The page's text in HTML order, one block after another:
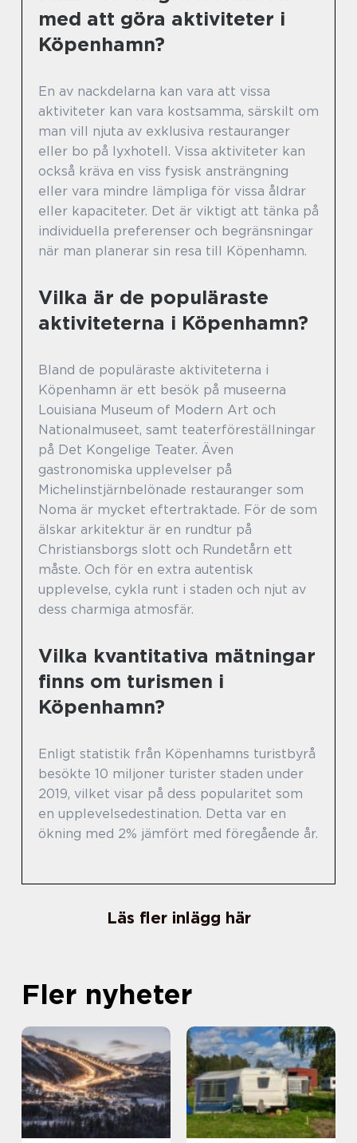
med att göra aktiviteter i
Köpenhamn?
En av nackdelarna kan vara att vissa
aktiviteter kan vara kostsamma, särskilt om
man vill njuta av exklusiva restauranger
eller bo på lyxhotell. Vissa aktiviteter kan
också kräva en viss fysisk ansträngning
eller vara mindre lämpliga för vissa åldrar
eller kapaciteter. Det är viktigt att tänka på
individuella preferenser och begränsningar
när man planerar sin resa till Köpenhamn.
Vilka är de populäraste
aktiviteterna i Köpenhamn?
Bland de populäraste aktiviteterna i
Köpenhamn är ett besök på museerna
Louisiana Museum of Modern Art och
Nationalmuseet, samt teaterföreställningar
på Det Kongelige Teater. Även
gastronomiska upplevelser på
Michelinstjärnbelönade restauranger som
Noma är mycket eftertraktade. För de som
älskar arkitektur är en rundtur på
Christiansborgs slott och Rundetårn ett
måste. Och för en extra autentisk
upplevelse, cykla runt i staden och njut av
dess charmiga atmosfär.
Vilka kvantitativa mätningar
finns om turismen i
Köpenhamn?
Enligt statistik från Köpenhamns turistbyrå
besökte 10 miljoner turister staden under
2019, vilket visar på dess popularitet som
en upplevelsedestination. Detta var en
ökning med 2% jämfört med föregående år.
Läs fler inlägg här
Fler nyheter